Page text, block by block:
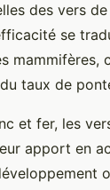
des vers
se
mammifères,
taux de
et fer, les
apport en